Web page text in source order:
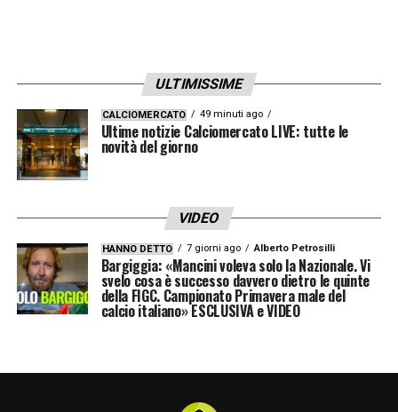
calcio di rinvio da giocare dentro l’area
(molto positivo) e il considerare punibile il
fallo di mano, anche se involontario,
immediatamente prima di un gol. Segnare
grazie alla mano è sembrato non etico e
d’altro canto reti segnate con un tocco di
mano involontario erano state annullate in
passato, come a Neymar nella finale di
Champions 2015. Fallo di mano e fuorigioco
ULTIMISSIME
CALCIOMERCATO 49 minuti ago
Ultime notizie Calciomercato LIVE: tutte le
novità del giorno
VIDEO
HANNO DETTO 7 giorni ago Alberto Petrosilli
Bargiggia: «Mancini voleva solo la Nazionale. Vi
svelo cosa è successo davvero dietro le quinte
della FIGC. Campionato Primavera male del
calcio italiano» ESCLUSIVA e VIDEO